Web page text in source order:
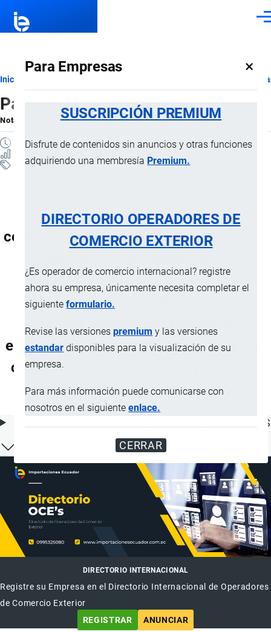
Para Empresas ×
SUSCRIPCIÓN PREMIUM
Disfrute de contenidos sin anuncios y otras funciones
adquiriendo una membresía Premium.
DIRECTORIO OPERADORES DE
COMERCIO EXTERIOR
¿Es operador de comercio internacional? registre
ahora su empresa, únicamente necesita completar el
siguienteformulario.
Revise las versionespremium y las versiones
estandar disponibles para la visualización de su
empresa.
Para más información puede comunicarse con
nosotros en el siguienteenlace.
CERRAR
Ruta
de
navegación
Inicio
Partida 85.44
Nota ExplicativaporImportaciones …, 22 Julio, 2024
6 MINUTOS
Notas Explicativas
85.44 Hilos, cables (incluidos los
coaxiales) y demás conductores aislados
laqueados, anodizados o provistos de
piezas de conexión; cables de fibras
ópticas constituidos por fibras
enfundadas individualmente, incluso con
conductores eléctricos incorporados o
provistos de piezas de conexión
ÍNDICE DE CONTENIDOS
DIRECTORIO INTERNACIONAL
Registre su Empresa en el Directorio Internacional de Operadores
de Comercio Exterior
REGISTRAR
ANUNCIAR